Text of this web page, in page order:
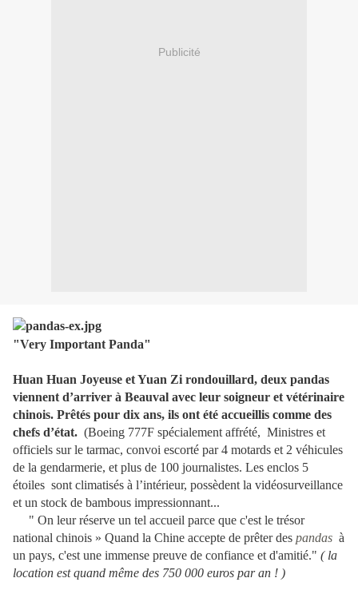
Publicité
"Very Important Panda"
Huan Huan Joyeuse et Yuan Zi rondouillard, deux pandas
viennent d’arriver à Beauval avec leur soigneur et vétérinaire
chinois. Prêtés pour dix ans, ils ont été accueillis comme des
chefs d’état. (Boeing 777F spécialement affrété, Ministres et
officiels sur le tarmac, convoi escorté par 4 motards et 2 véhicules
de la gendarmerie, et plus de 100 journalistes. Les enclos 5
étoiles sont climatisés à l’intérieur, possèdent la vidéosurveillance
et un stock de bambous impressionnant...
" On leur réserve un tel accueil parce que c'est le trésor
national chinois » Quand la Chine accepte de prêter des pandas à
un pays, c'est une immense preuve de confiance et d'amitié." ( la
location est quand même des 750 000 euros par an ! )